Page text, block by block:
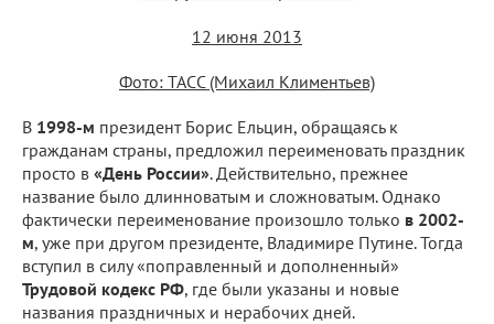
12 июня 2013
Фото: ТАСС (Михаил Климентьев)
В 1998-м президент Борис Ельцин, обращаясь к
гражданам страны, предложил переименовать праздник
просто в «День России». Действительно, прежнее
название было длинноватым и сложноватым. Однако
фактически переименование произошло только в 2002-
м, уже при другом президенте, Владимире Путине. Тогда
вступил в силу «поправленный и дополненный»
Трудовой кодекс РФ, где были указаны и новые
названия праздничных и нерабочих дней.